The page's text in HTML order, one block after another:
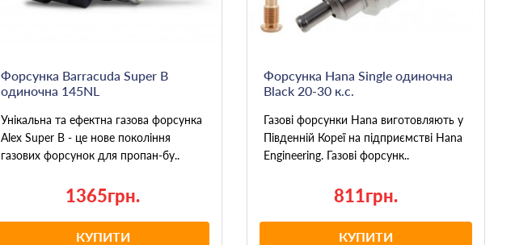
Форсунка Barracuda Super B
одиночна 145NL
Унікальна та ефектна газова форсунка
Alex Super B - це нове покоління
газових форсунок для пропан-бу..
1365грн.
КУПИТИ
Форсунка Hana Single одиночна
Black 20-30 к.с.
Газові форсунки Hana виготовляють у
Південній Кореї на підприємстві Hana
Engineering. Газові форсунк..
811грн.
КУПИТИ